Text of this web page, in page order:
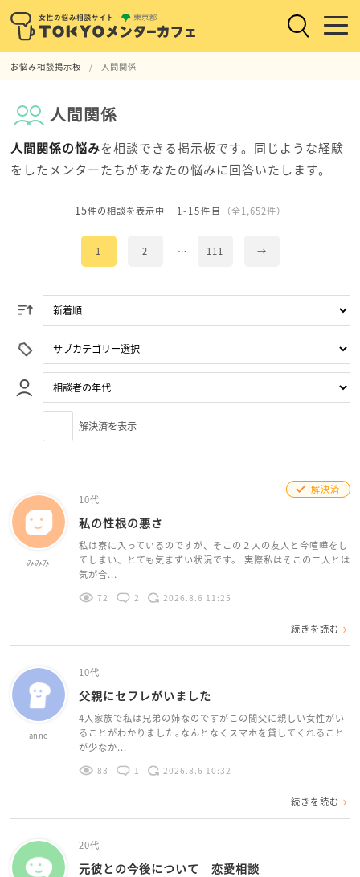
お悩み相談掲示板 人間関係
人間関係
人間関係の悩みを相談できる掲示板です。同じような経験
をしたメンターたちがあなたの悩みに回答いたします。
15件の相談を表示中 1-15件目 （全1,652件）
1 2 … 111 →
解決済を表示
みみみ
解決済
10代
私の性根の悪さ
私は寮に入っているのですが、そこの２人の友人と今喧嘩をし
てしまい、とても気まずい状況です。 実際私はそこの二人とは
気が合...
72 2 2026.8.6 11:25
続きを読む
anne
10代
父親にセフレがいました
4人家族で私は兄弟の姉なのですがこの間父に親しい女性がい
ることがわかりました｡なんとなくスマホを貸してくれること
が少なか...
83 1 2026.8.6 10:32
続きを読む
20代
元彼との今後について 恋愛相談